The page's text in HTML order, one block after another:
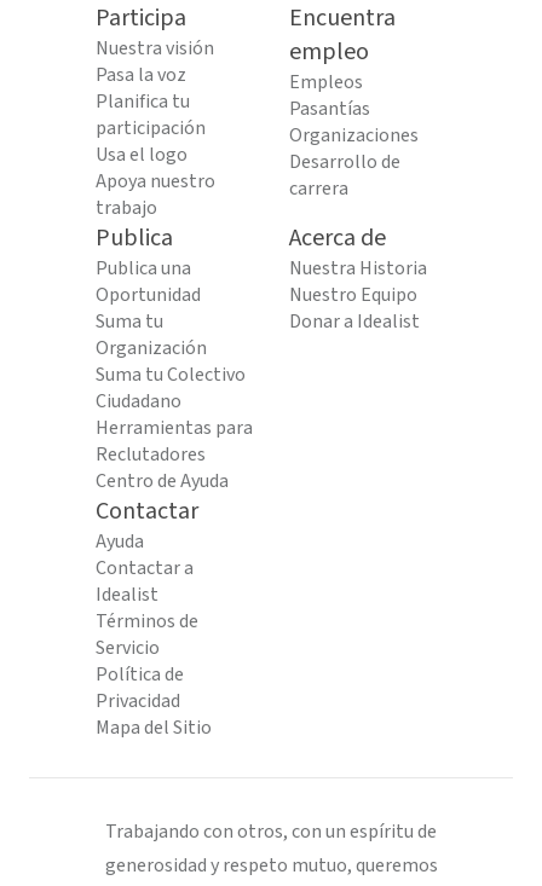
Participa
Nuestra visión
Pasa la voz
Planifica tu
participación
Usa el logo
Apoya nuestro
trabajo
Encuentra
empleo
Empleos
Pasantías
Organizaciones
Desarrollo de
carrera
Publica
Publica una
Oportunidad
Suma tu
Organización
Suma tu Colectivo
Ciudadano
Herramientas para
Reclutadores
Centro de Ayuda
Acerca de
Nuestra Historia
Nuestro Equipo
Donar a Idealist
Contactar
Ayuda
Contactar a
Idealist
Términos de
Servicio
Política de
Privacidad
Mapa del Sitio
Trabajando con otros, con un espíritu de
generosidad y respeto mutuo, queremos